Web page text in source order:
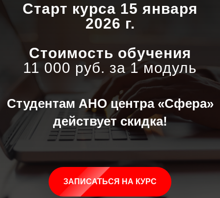
Старт курса 15 января
2026 г.
Стоимость обучения
11 000 руб. за 1 модуль
Студентам АНО центра «Сфера»
действует скидка!
ЗАПИСАТЬСЯ НА КУРС